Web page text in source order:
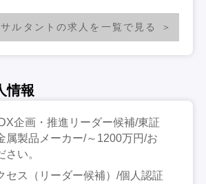
ルタントの求人を一覧で見る
情報
企画・推進リーダー候補/東証
属製品メーカー/～1200万円/お
さい。
セス（リーダー候補）/個人認証